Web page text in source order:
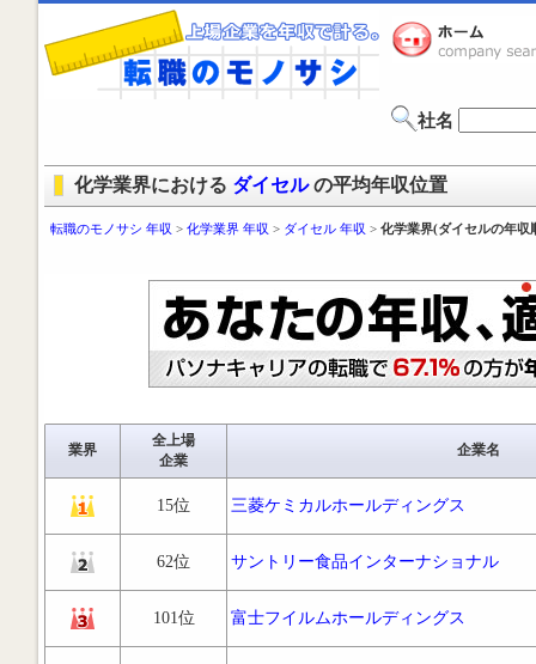
社名
化学業界における ダイセルの平均年収位置
転職のモノサシ 年収 > 化学業界 年収 > ダイセル 年収 > 化学業界(ダイセルの年収
業界
全上場
企業
企業名
15位 三菱ケミカルホールディングス
62位 サントリー食品インターナショナル
101位 富士フイルムホールディングス